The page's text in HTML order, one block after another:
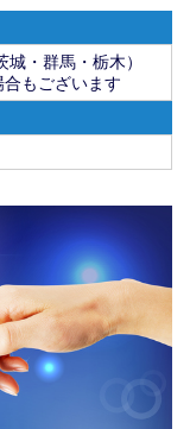
・群馬・栃木）
もございます